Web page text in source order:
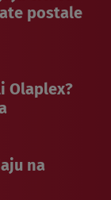
postale
Olaplex?
na